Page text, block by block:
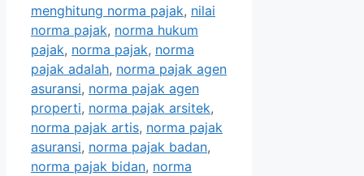
menghitung norma pajak, nilai
norma pajak, norma hukum
pajak, norma pajak, norma
pajak adalah, norma pajak agen
asuransi, norma pajak agen
properti, norma pajak arsitek,
norma pajak artis, norma pajak
asuransi, norma pajak badan,
norma pajak bidan, norma